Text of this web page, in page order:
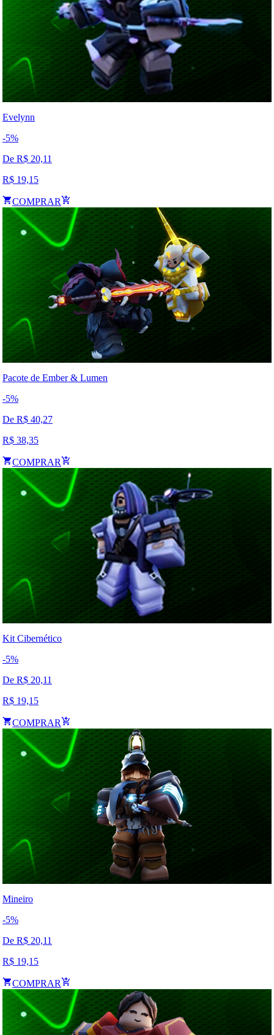
Evelynn
-5%
De R$ 20,11
R$ 19,15
COMPRAR
Pacote de Ember & Lumen
-5%
De R$ 40,27
R$ 38,35
COMPRAR
Kit Cibernético
-5%
De R$ 20,11
R$ 19,15
COMPRAR
Mineiro
-5%
De R$ 20,11
R$ 19,15
COMPRAR